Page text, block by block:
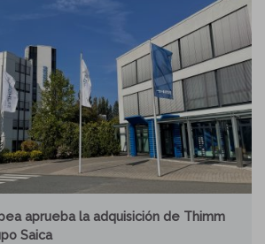
aprueba la adquisición de Thimm
Saica